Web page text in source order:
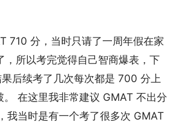
710 分，当时只请了一周年假在家
，所以考完觉得自己智商爆表，下
后续考了几次每次都是 700 分上
。 在这里我非常建议 GMAT 不出分
我当时是有一个考了很多次 GMAT